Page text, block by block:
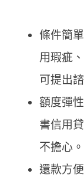
條件簡
用瑕疵
可提出
額度彈
書信用
不擔心。
還款方